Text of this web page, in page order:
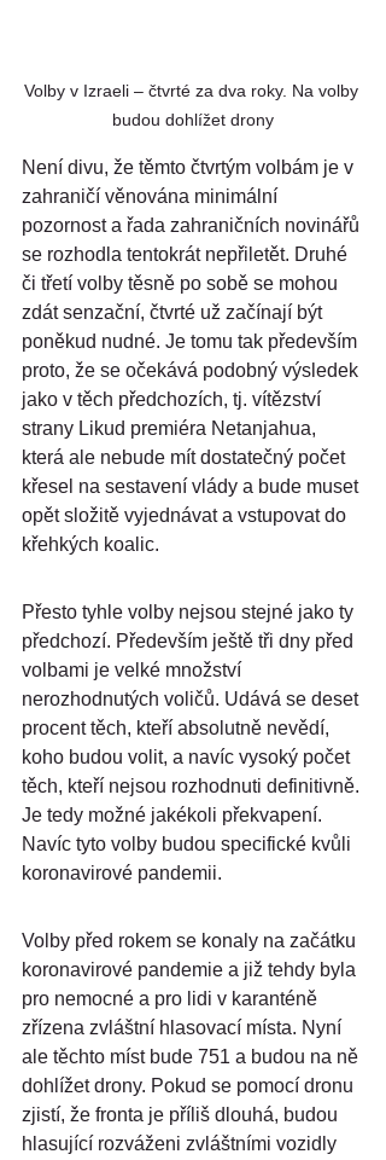
Volby v Izraeli – čtvrté za dva roky. Na volby
budou dohlížet drony
Není divu, že těmto čtvrtým volbám je v
zahraničí věnována minimální
pozornost a řada zahraničních novinářů
se rozhodla tentokrát nepřiletět. Druhé
či třetí volby těsně po sobě se mohou
zdát senzační, čtvrté už začínají být
poněkud nudné. Je tomu tak především
proto, že se očekává podobný výsledek
jako v těch předchozích, tj. vítězství
strany Likud premiéra Netanjahua,
která ale nebude mít dostatečný počet
křesel na sestavení vlády a bude muset
opět složitě vyjednávat a vstupovat do
křehkých koalic.
Přesto tyhle volby nejsou stejné jako ty
předchozí. Především ještě tři dny před
volbami je velké množství
nerozhodnutých voličů. Udává se deset
procent těch, kteří absolutně nevědí,
koho budou volit, a navíc vysoký počet
těch, kteří nejsou rozhodnuti definitivně.
Je tedy možné jakékoli překvapení.
Navíc tyto volby budou specifické kvůli
koronavirové pandemii.
Volby před rokem se konaly na začátku
koronavirové pandemie a již tehdy byla
pro nemocné a pro lidi v karanténě
zřízena zvláštní hlasovací místa. Nyní
ale těchto míst bude 751 a budou na ně
dohlížet drony. Pokud se pomocí dronu
zjistí, že fronta je příliš dlouhá, budou
hlasující rozváženi zvláštními vozidly